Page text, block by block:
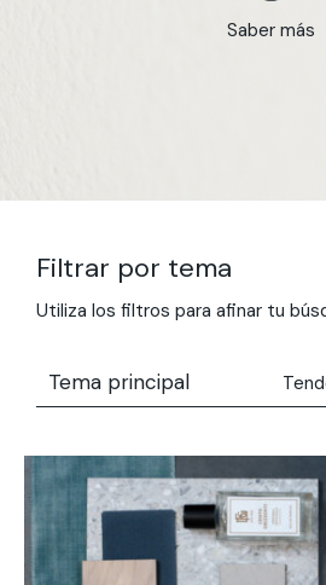
Saber más
Filtrar por tema
Utiliza los filtros para afinar tu
Tema principal
Focus